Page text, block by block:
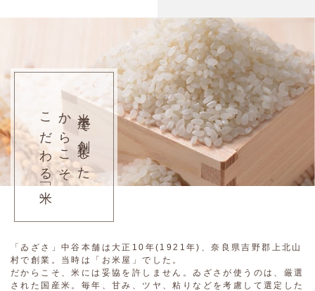
米屋で創業した
からこそ
こだわる「米」
「ゐざさ」中谷本舗は大正10年(1921年)、奈良県吉野郡上北山
村で創業。当時は「お米屋」でした。
だからこそ、米には妥協を許しません。ゐざさが使うのは、厳選
された国産米。毎年、甘み、ツヤ、粘りなどを考慮して選定した